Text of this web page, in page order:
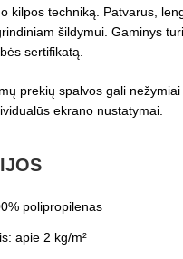
kilpos techniką. Patvarus,
šildymui. Gaminys
sertifikatą.
prekių spalvos gali
ekrano nustatymai.
polipropilenas
apie 2 kg/m²